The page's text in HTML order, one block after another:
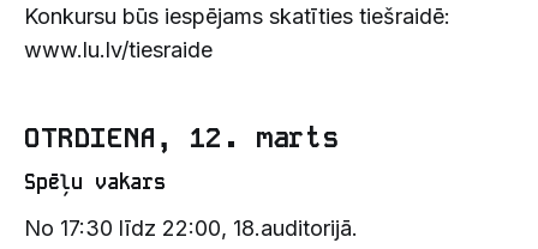
Konkursu būs iespējams skatīties tiešraidē:
www.lu.lv/tiesraide
OTRDIENA, 12. marts
Spēļu vakars
No 17:30 līdz 22:00, 18.auditorijā.